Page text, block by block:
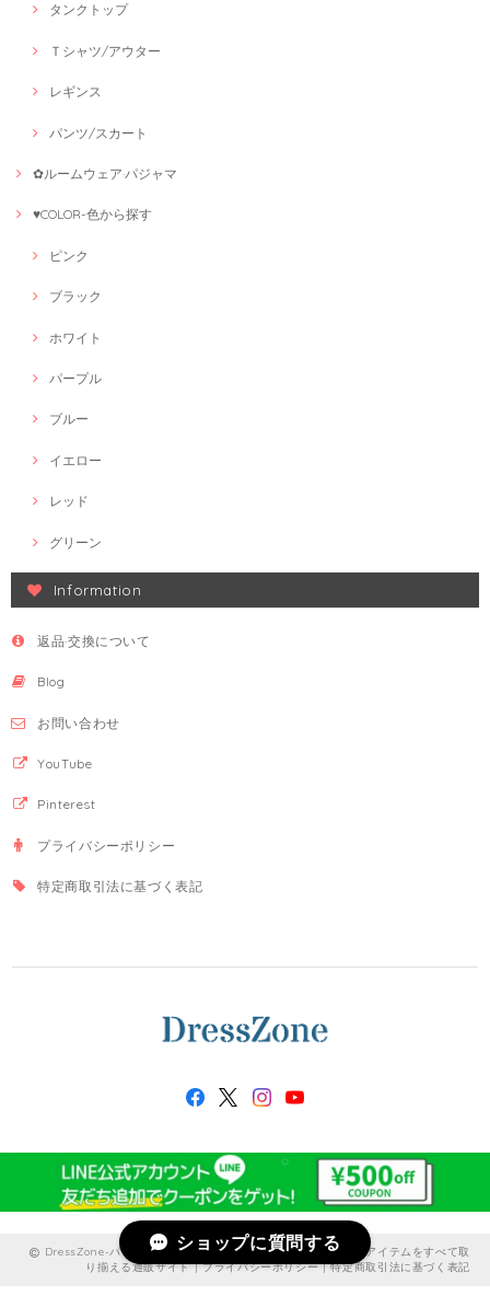
タンクトップ
Ｔシャツ/アウター
レギンス
パンツ/スカート
✿ルームウェア·パジャマ
♥COLOR-色から探す
ピンク
ブラック
ホワイト
パープル
ブルー
イエロー
レッド
グリーン
Information
返品·交換について
Blog
お問い合わせ
YouTube
Pinterest
プライバシーポリシー
特定商取引法に基づく表記
DressZone-パーティードレス、プライベート、出勤服などのアイテムをすべて取
り揃える通販サイト |プライバシーポリシー|特定商取引法に基づく表記
ショップに質問する